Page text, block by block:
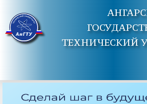
ТЕХНИЧЕСКИЙ